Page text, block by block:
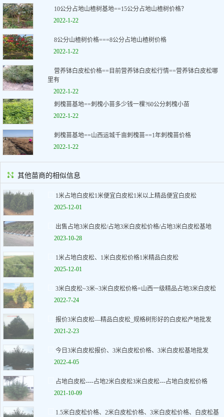
10公分占地山楂树基地==15公分占地山楂树价格？
2022-1-22
8公分山楂树价格===8公分占地山楂树价格
2022-1-22
营养钵白皮松价格==目前营养钵白皮松行情==营养钵白皮松哪
里有
2022-1-22
刺槐苗基地==刺槐小苗多少钱一棵?60公分刺槐小苗
2022-1-22
刺槐苗基地==山西运城千亩刺槐苗==1年刺槐苗价格
2022-1-22
其他苗商的相似信息
1米占地白皮松1米便宜白皮松1米以上精品便宜白皮松
2025-12-01
出售占地3米白皮松/占地3米白皮松价格/占地3米白皮松基地
2023-10-28
1米占地白皮松、1米白皮松价格1米精品白皮松
2025-12-01
3米白皮松~3米~3米白皮松价格=山西一级精品占地3米白皮松
2022-7-24
报价3米白皮松—精品白皮松_规格树形好的白皮松产地批发
2021-2-23
今日3米白皮松报价、3米白皮松价格、3米白皮松基地批发
2022-4-05
占地白皮松----占地2米白皮松3米白皮松---占地白皮松价格
2021-10-09
1.5米白皮松价格、2米白皮松价格、3米白皮松价格、白皮松基